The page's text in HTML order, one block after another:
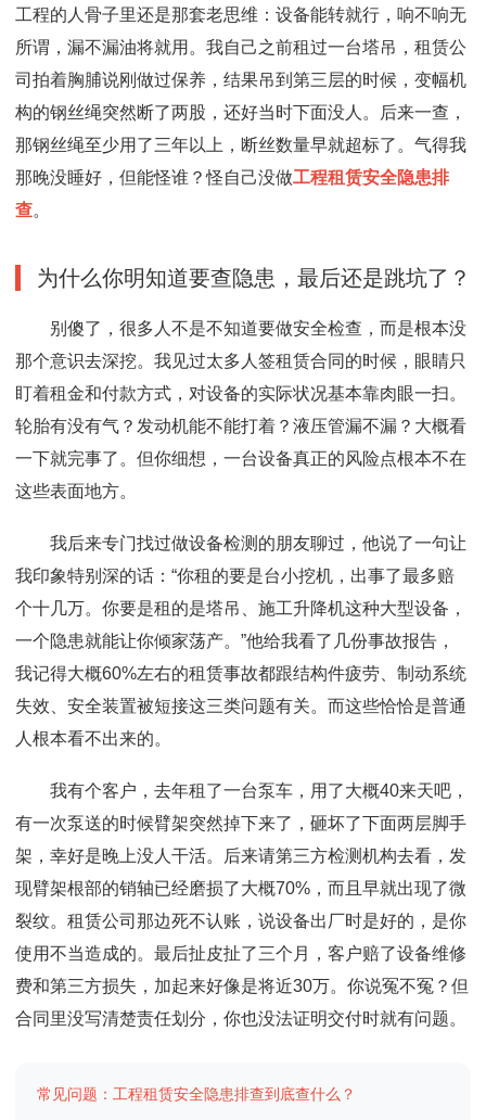
工程的人骨子里还是那套老思维：设备能转就行，响不响无
所谓，漏不漏油将就用。我自己之前租过一台塔吊，租赁公
司拍着胸脯说刚做过保养，结果吊到第三层的时候，变幅机
构的钢丝绳突然断了两股，还好当时下面没人。后来一查，
那钢丝绳至少用了三年以上，断丝数量早就超标了。气得我
那晚没睡好，但能怪谁？怪自己没做工程租赁安全隐患排
查。
为什么你明知道要查隐患，最后还是跳坑了？
别傻了，很多人不是不知道要做安全检查，而是根本没
那个意识去深挖。我见过太多人签租赁合同的时候，眼睛只
盯着租金和付款方式，对设备的实际状况基本靠肉眼一扫。
轮胎有没有气？发动机能不能打着？液压管漏不漏？大概看
一下就完事了。但你细想，一台设备真正的风险点根本不在
这些表面地方。
我后来专门找过做设备检测的朋友聊过，他说了一句让
我印象特别深的话：“你租的要是台小挖机，出事了最多赔
个十几万。你要是租的是塔吊、施工升降机这种大型设备，
一个隐患就能让你倾家荡产。”他给我看了几份事故报告，
我记得大概60%左右的租赁事故都跟结构件疲劳、制动系统
失效、安全装置被短接这三类问题有关。而这些恰恰是普通
人根本看不出来的。
我有个客户，去年租了一台泵车，用了大概40来天吧，
有一次泵送的时候臂架突然掉下来了，砸坏了下面两层脚手
架，幸好是晚上没人干活。后来请第三方检测机构去看，发
现臂架根部的销轴已经磨损了大概70%，而且早就出现了微
裂纹。租赁公司那边死不认账，说设备出厂时是好的，是你
使用不当造成的。最后扯皮扯了三个月，客户赔了设备维修
费和第三方损失，加起来好像是将近30万。你说冤不冤？但
合同里没写清楚责任划分，你也没法证明交付时就有问题。
常见问题：工程租赁安全隐患排查到底查什么？